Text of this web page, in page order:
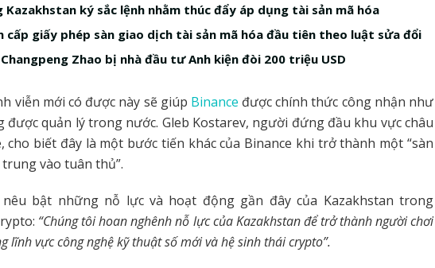
Kazakhstan ký sắc lệnh nhằm thúc đẩy áp dụng tài sản mã hóa
cấp giấy phép sàn giao dịch tài sản mã hóa đầu tiên theo luật sửa đổi
Zhao bị nhà đầu tư Anh kiện đòi 200 triệu USD
viễn mới có được này sẽ giúp Binance được chính thức công nhận như
được quản lý trong nước. Gleb Kostarev, người đứng đầu khu vực châu
cho biết đây là một bước tiến khác của Binance khi trở thành một “sàn
vào tuân thủ”.
nêu bật những nỗ lực và hoạt động gần đây của Kazakhstan trong
“Chúng tôi hoan nghênh nỗ lực của Kazakhstan để trở thành người chơi
lĩnh vực công nghệ kỹ thuật số mới và hệ sinh thái crypto”.